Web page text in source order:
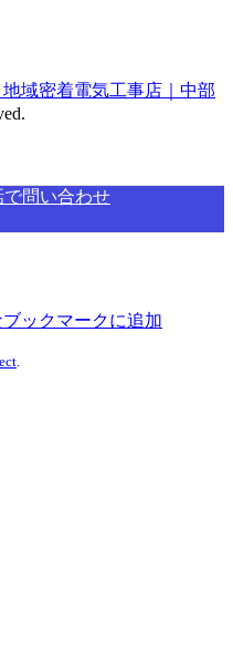
域密着電気工事店｜中部
で問い合わせ